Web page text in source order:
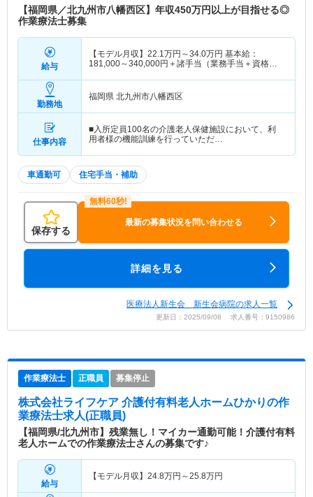
【福岡県／北九州市八幡西区】年収450万円以上が目指せる◎
作業療法士募集
給与
【モデル月収】 22.1万円～34.0万円 基本給：
181,000～340,000円＋諸手当（業務手当＋資格手
勤務地
福岡県 北九州市八幡西区
仕事内容
■入所定員100名の介護老人保健施設において、利
用者様の機能訓練を行っていただ…
車通勤可 住宅手当・補助
保存する
最新の募集状況を問い合わせる
詳細を見る
医療法人新生会 新生会病院の求人一覧
更新日：2025/09/08 求人番号：9150986
作業療法士 正職員 募集停止
株式会社ライフケア 介護付有料老人ホームひかりの作
業療法士求人(正職員)
【福岡県/北九州市】残業無し！マイカー通勤可能！介護付有料
老人ホームでの作業療法士さんの募集です♪
給与
【モデル月収】 24.8万円～25.8万円